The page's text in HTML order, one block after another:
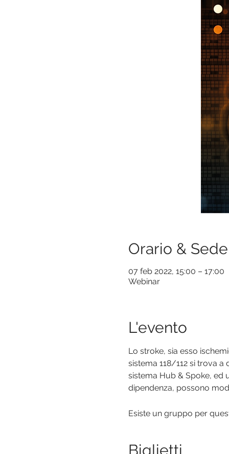
Orario & Sede
07 feb 2022, 15:00 – 17:00
Webinar
L'evento
Lo stroke, sia esso
sistema 118/112 si trova
sistema Hub & Spoke, ed
dipendenza, possono
Esiste un gruppo per
Biglietti